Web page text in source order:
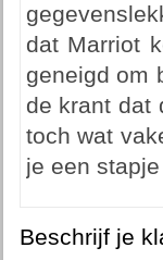
dat Marriot
geneigd om
de krant dat
toch wat
je een
Beschrijf je